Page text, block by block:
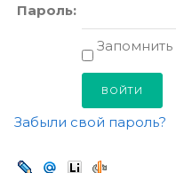
Пароль:
Забыли свой пароль?